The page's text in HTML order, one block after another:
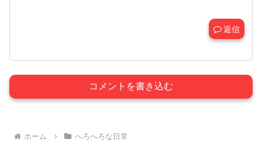
返信
コメントを書き込む
ホーム へろへろな日常